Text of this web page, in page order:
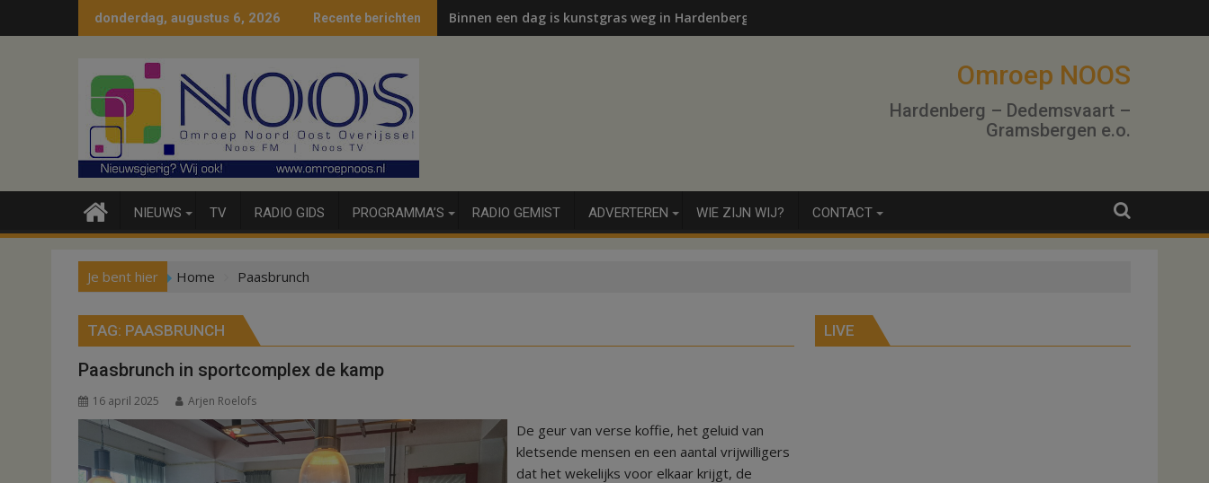
naar
donderdag, augustus 6, 2026 Recente berichten Binnen een dag is kunstgras weg in Hardenberg en Sibculo
Omroep NOOS
Hardenberg – Dedemsvaart –
Gramsbergen e.o.
NIEUWS TV RADIO GIDS PROGRAMMA’S RADIO GEMIST ADVERTEREN WIE ZIJN WIJ? CONTACT
Je bent hier Home Paasbrunch
TAG: PAASBRUNCH
Paasbrunch in sportcomplex de kamp
16 april 2025 Arjen Roelofs
De geur van verse koffie, het geluid van
kletsende mensen en een aantal vrijwilligers
dat het wekelijks voor elkaar krijgt, de
LIVE